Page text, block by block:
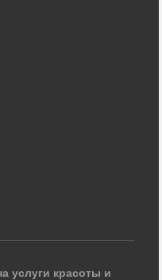
услуги красоты и